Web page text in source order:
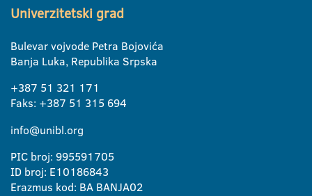
Univerzitetski grad
Bulevar vojvode Petra Bojovića
Banja Luka, Republika Srpska
+387 51 321 171
Faks: +387 51 315 694
info@unibl.org
PIC broj: 995591705
ID broj: E10186843
Erazmus kod: BA BANJA02